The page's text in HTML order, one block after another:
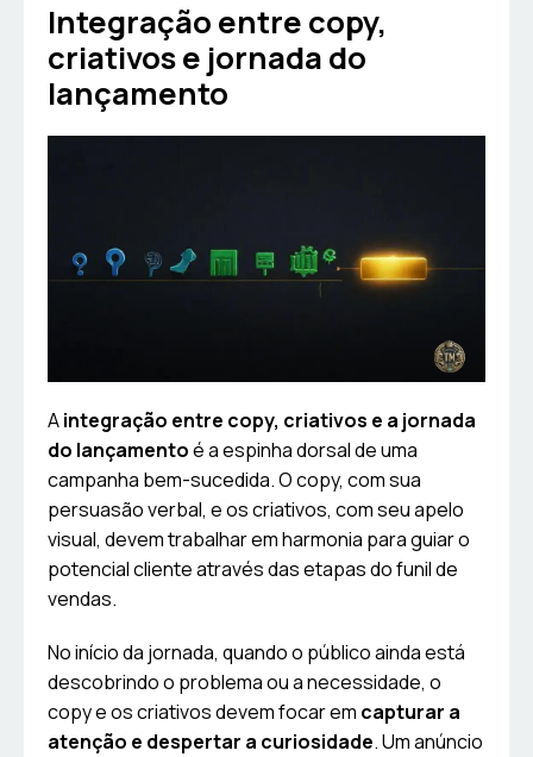
Integração entre copy,
criativos e jornada do
lançamento
Aintegração entre copy, criativos e a jornada
do lançamentoé a espinha dorsal de uma
campanha bem-sucedida. O copy, com sua
persuasão verbal, e os criativos, com seu apelo
visual, devem trabalhar em harmonia para guiar o
potencial cliente através das etapas do funil de
vendas.
No início da jornada, quando o público ainda está
descobrindo o problema ou a necessidade, o
copy e os criativos devem focar em capturar a
atenção e despertar a curiosidade. Um anúncio